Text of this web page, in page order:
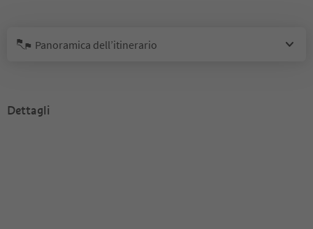
Panoramica dell’itinerario
Dettagli